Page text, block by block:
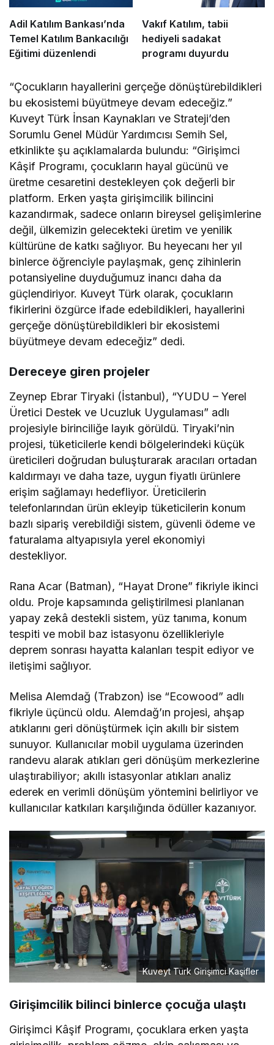
Adil Katılım Bankası’nda
Temel Katılım Bankacılığı
Eğitimi düzenlendi
Vakıf Katılım, tabii
hediyeli sadakat
programı duyurdu
“Çocukların hayallerini gerçeğe dönüştürebildikleri
bu ekosistemi büyütmeye devam edeceğiz.”
Kuveyt Türk İnsan Kaynakları ve Strateji’den
Sorumlu Genel Müdür Yardımcısı Semih Sel,
etkinlikte şu açıklamalarda bulundu: “Girişimci
Kâşif Programı, çocukların hayal gücünü ve
üretme cesaretini destekleyen çok değerli bir
platform. Erken yaşta girişimcilik bilincini
kazandırmak, sadece onların bireysel gelişimlerine
değil, ülkemizin gelecekteki üretim ve yenilik
kültürüne de katkı sağlıyor. Bu heyecanı her yıl
binlerce öğrenciyle paylaşmak, genç zihinlerin
potansiyeline duyduğumuz inancı daha da
güçlendiriyor. Kuveyt Türk olarak, çocukların
fikirlerini özgürce ifade edebildikleri, hayallerini
gerçeğe dönüştürebildikleri bir ekosistemi
büyütmeye devam edeceğiz” dedi.
Dereceye giren projeler
Zeynep Ebrar Tiryaki (İstanbul), “YUDU – Yerel
Üretici Destek ve Ucuzluk Uygulaması” adlı
projesiyle birinciliğe layık görüldü. Tiryaki’nin
projesi, tüketicilerle kendi bölgelerindeki küçük
üreticileri doğrudan buluşturarak aracıları ortadan
kaldırmayı ve daha taze, uygun fiyatlı ürünlere
erişim sağlamayı hedefliyor. Üreticilerin
telefonlarından ürün ekleyip tüketicilerin konum
bazlı sipariş verebildiği sistem, güvenli ödeme ve
faturalama altyapısıyla yerel ekonomiyi
destekliyor.
Rana Acar (Batman), “Hayat Drone” fikriyle ikinci
oldu. Proje kapsamında geliştirilmesi planlanan
yapay zekâ destekli sistem, yüz tanıma, konum
tespiti ve mobil baz istasyonu özellikleriyle
deprem sonrası hayatta kalanları tespit ediyor ve
iletişimi sağlıyor.
Melisa Alemdağ (Trabzon) ise “Ecowood” adlı
fikriyle üçüncü oldu. Alemdağ’ın projesi, ahşap
atıklarını geri dönüştürmek için akıllı bir sistem
sunuyor. Kullanıcılar mobil uygulama üzerinden
randevu alarak atıkları geri dönüşüm merkezlerine
ulaştırabiliyor; akıllı istasyonlar atıkları analiz
ederek en verimli dönüşüm yöntemini belirliyor ve
kullanıcılar katkıları karşılığında ödüller kazanıyor.
Kuveyt Türk Girişimci Kaşifler
Girişimcilik bilinci binlerce çocuğa ulaştı
Girişimci Kâşif Programı, çocuklara erken yaşta